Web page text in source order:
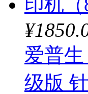
爱普
级版